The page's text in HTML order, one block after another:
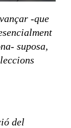
-que
suposa,
del